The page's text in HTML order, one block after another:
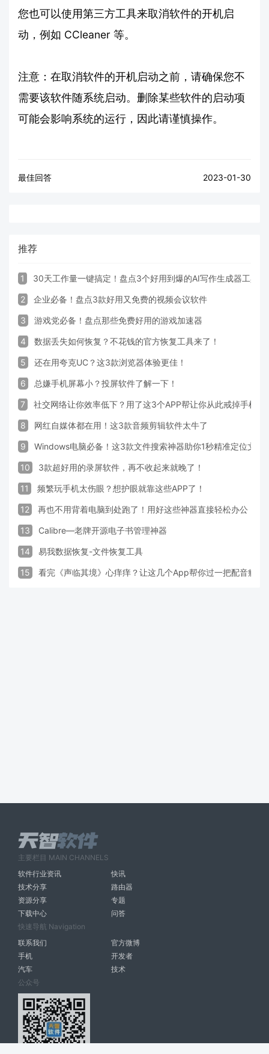
您也可以使用第三方工具来取消软件的开机启
动，例如 CCleaner 等。
注意：在取消软件的开机启动之前，请确保您不
需要该软件随系统启动。删除某些软件的启动项
可能会影响系统的运行，因此请谨慎操作。
最佳回答 2023-01-30
推荐
1 30天工作量一键搞定！盘点3个好用到爆的AI写作生成器工具
2 企业必备！盘点3款好用又免费的视频会议软件
3 游戏党必备！盘点那些免费好用的游戏加速器
4 数据丢失如何恢复？不花钱的官方恢复工具来了！
5 还在用夸克UC？这3款浏览器体验更佳！
6 总嫌手机屏幕小？投屏软件了解一下！
7 社交网络让你效率低下？用了这3个APP帮让你从此戒掉手机！
8 网红自媒体都在用！这3款音频剪辑软件太牛了
9 Windows电脑必备！这3款文件搜索神器助你1秒精准定位文件
10 3款超好用的录屏软件，再不收起来就晚了！
11 频繁玩手机太伤眼？想护眼就靠这些APP了！
12 再也不用背着电脑到处跑了！用好这些神器直接轻松办公
13 Calibre—老牌开源电子书管理神器
14 易我数据恢复-文件恢复工具
15 看完《声临其境》心痒痒？让这几个App帮你过一把配音瘾
主要栏目 MAIN CHANNELS
软件行业资讯
快讯
技术分享
路由器
资源分享
专题
下载中心
问答
快速导航 Navigation
联系我们
官方微博
手机
开发者
汽车
技术
公众号